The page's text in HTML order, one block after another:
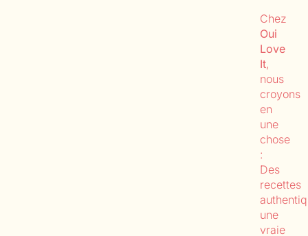
Chez
Oui
Love
It,
nous
croyons
en
une
chose
:
Des
recettes
une
vraie